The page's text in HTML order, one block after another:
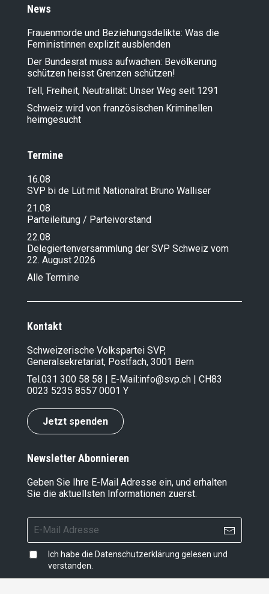
News
Frauenmorde und Beziehungsdelikte: Was die
Feministinnen explizit ausblenden
Der Bundesrat muss aufwachen: Bevölkerung
schützen heisst Grenzen schützen!
Tell, Freiheit, Neutralität: Unser Weg seit 1291
Schweiz wird von französischen Kriminellen
heimgesucht
Termine
16.08
SVP bi de Lüt mit Nationalrat Bruno Walliser
21.08
Parteileitung / Parteivorstand
22.08
Delegiertenversammlung der SVP Schweiz vom
22. August 2026
Alle Termine
Kontakt
Schweizerische Volkspartei SVP,
Generalsekretariat, Postfach, 3001 Bern
Tel.031 300 58 58 | E-Mail:info@svp.ch | CH83
0023 5235 8557 0001 Y
Jetzt spenden
Newsletter Abonnieren
Geben Sie Ihre E-Mail Adresse ein, und erhalten
Sie die aktuellsten Informationen zuerst.
Ich habe die Datenschutzerklärung gelesen und
verstanden.